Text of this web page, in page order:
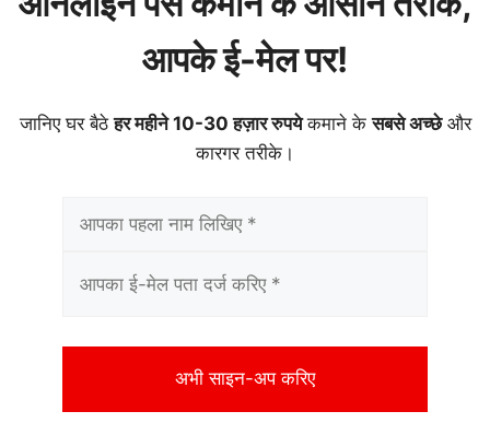
आपके ई-मेल पर!
जानिए घर बैठेहर महीने 10-30 हज़ार रुपयेकमाने केसबसे अच्छेऔर
कारगर तरीके।